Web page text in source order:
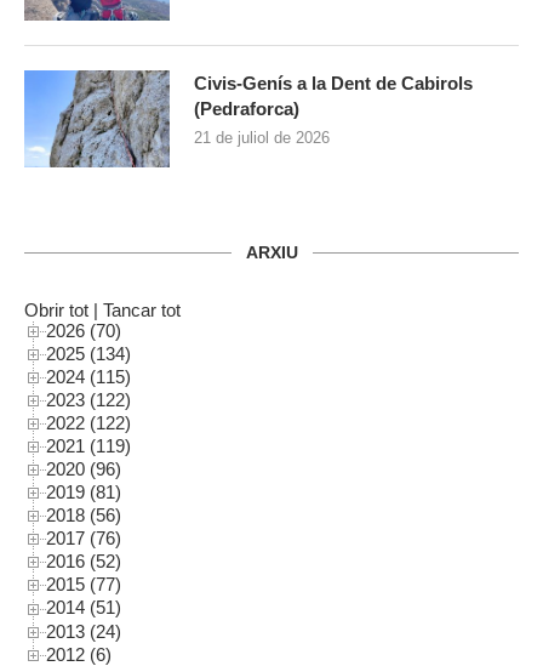
Civis-Genís a la Dent de Cabirols
(Pedraforca)
21 de juliol de 2026
ARXIU
Obrir tot | Tancar tot
2026 (70)
2025 (134)
2024 (115)
2023 (122)
2022 (122)
2021 (119)
2020 (96)
2019 (81)
2018 (56)
2017 (76)
2016 (52)
2015 (77)
2014 (51)
2013 (24)
2012 (6)